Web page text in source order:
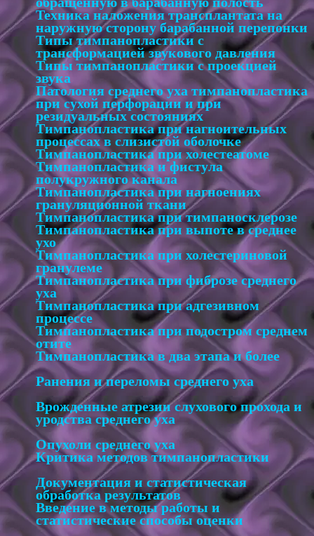
Техника наложения трансплантата на
наружную сторону барабанной перепонки
Типы тимпанопластики с
трансформацией звукового давления
Типы тимпанопластики с проекцией
звука
Патология среднего уха тимпанопластика
при сухой перфорации и при
резидуальных состояниях
Тимпанопластика при нагноительных
процессах в слизистой оболочке
Тимпанопластика при холестеатоме
Тимпанопластика и фистула
полукружного канала
Тимпанопластика при нагноениях
грануляционной ткани
Тимпанопластика при тимпаносклерозе
Тимпанопластика при выпоте в среднее
ухо
Тимпанопластика при холестериновой
гранулеме
Тимпанопластика при фиброзе среднего
уха
Тимпанопластика при адгезивном
процессе
Тимпанопластика при подостром среднем
отите
Тимпанопластика в два этапа и более
Ранения и переломы среднего уха
Врожденные атрезии слухового прохода и
уродства среднего уха
Опухоли среднего уха
Критика методов тимпанопластики
Документация и статистическая
обработка результатов
Введение в методы работы и
статистические способы оценки